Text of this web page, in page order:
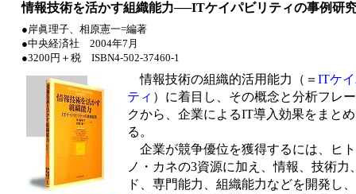
情報技術を活かす組織能力──ITケイパビリティの事例研
●岸眞理子、相原憲一=編著
●中央経済社 2004年7月
●3200円＋税 ISBN4-502-37460-1
情報技術の組織的活用能力（＝ ITケ
ティ ）に着目し、その概念と分析フレ
クから、企業によるIT導入効果をまと
る。
企業が競争優位を獲得するには、ヒ
ノ・カネの3資源に加え、情報、技術力
ド、専門能力、組織能力などを開発し